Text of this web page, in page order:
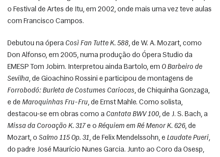
o Festival de Artes de Itu, em 2002, onde mais uma vez teve aulas
com Francisco Campos.
Debutou na ópera Così Fan Tutte K. 588, de W. A. Mozart, como
Don Alfonso, em 2005, numa produção do Ópera Studio da
EMESP Tom Jobim. Interpretou ainda Bartolo, em O Barbeiro de
Sevilha
Forrobodó: Burleta de Costumes Cariocas, de Chiquinha Gonzaga,
e de Maroquinhas Fru-Fru, de Ernst Mahle. Como solista,
destacou-se em obras como a Cantata BWV 100
Missa da Coroação K. 317 e o Réquiem em Ré Menor K. 626, de
Mozart, o Salmo 115 Op. 31, de Felix Mendelssohn, e Laudate Pueri,
do padre José Maurício Nunes Garcia. Junto ao Coro da Osesp,